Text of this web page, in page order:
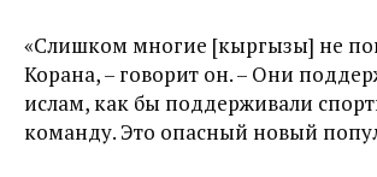
«Слишком многие [кыргызы] не
Корана, – говорит он. – Они
ислам, как бы поддерживали
команду. Это опасный новый